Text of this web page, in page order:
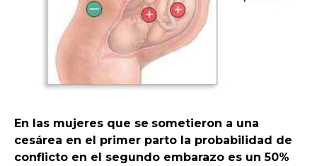
En las mujeres que se sometieron a una
cesárea en el primer parto la probabilidad de
conflicto en el segundo embarazo es un 50%